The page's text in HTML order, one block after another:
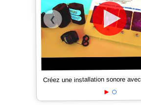
❮
Créez une installation sonore avec